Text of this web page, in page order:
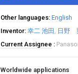
Other languages English
Inventor 幸二 池田
日野
Current Assignee
Worldwide applications